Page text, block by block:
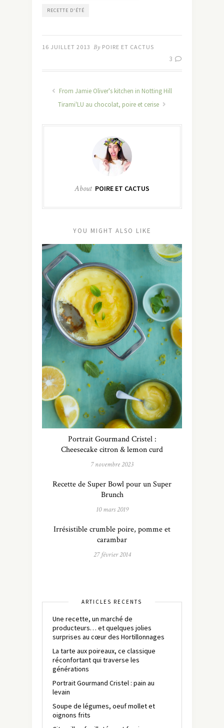
RECETTE D'ÉTÉ
16 JUILLET 2013 By POIRE ET CACTUS
3
From Jamie Oliver's kitchen in Notting Hill
Tirami'LU au chocolat, poire et cerise
About POIRE ET CACTUS
YOU MIGHT ALSO LIKE
Portrait Gourmand Cristel :
Cheesecake citron & lemon curd
7 novembre 2023
Recette de Super Bowl pour un Super
Brunch
10 mars 2019
Irrésistible crumble poire, pomme et
carambar
27 février 2014
ARTICLES RÉCENTS
Une recette, un marché de
producteurs… et quelques jolies
surprises au cœur des Hortillonnages
La tarte aux poireaux, ce classique
réconfortant qui traverse les
générations
Portrait Gourmand Cristel : pain au
levain
Soupe de légumes, oeuf mollet et
oignons frits